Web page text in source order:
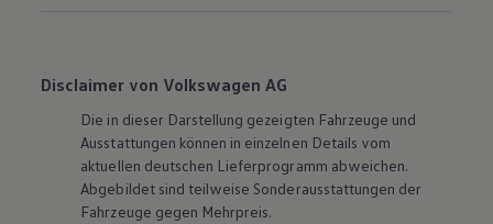
Disclaimer von Volkswagen AG
Die in dieser Darstellung gezeigten Fahrzeuge und
Ausstattungen können in einzelnen Details vom
aktuellen deutschen Lieferprogramm abweichen.
Abgebildet sind teilweise Sonderausstattungen der
Fahrzeuge gegen Mehrpreis.